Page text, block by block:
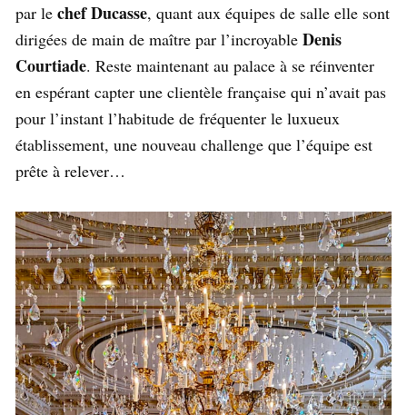
par le chef Ducasse, quant aux équipes de salle elle sont
dirigées de main de maître par l’incroyable Denis
Courtiade. Reste maintenant au palace à se réinventer
en espérant capter une clientèle française qui n’avait pas
pour l’instant l’habitude de fréquenter le luxueux
établissement, une nouveau challenge que l’équipe est
prête à relever…